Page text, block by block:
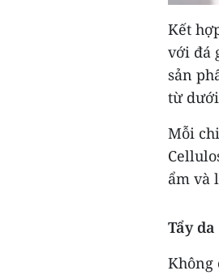
Kết
với đá
sản
từ
Mỗi
ẩm và
Tẩy
Không